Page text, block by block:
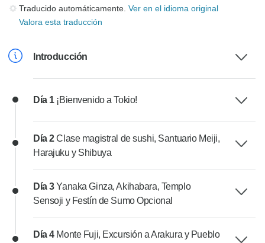
Traducido automáticamente. Ver en el idioma original
Valora esta traducción
Introducción
Día 1 ¡Bienvenido a Tokio!
Día 2Clase magistral de sushi, Santuario Meiji,
Harajuku y Shibuya
Día 3Yanaka Ginza, Akihabara, Templo
Sensoji y Festín de Sumo Opcional
Día 4 Monte Fuji, Excursión a Arakura y Pueblo